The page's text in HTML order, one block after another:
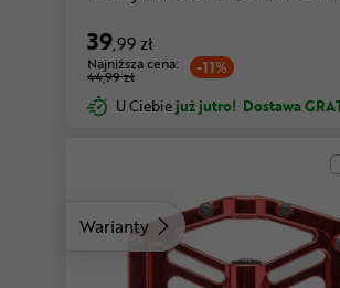
39,99 zł
-11%
Najniższa cena:
44,99 zł
U Ciebie już jutro! Dostawa
Warianty